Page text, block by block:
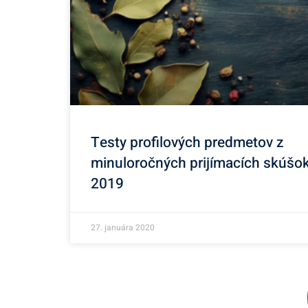
Testy profilových predmetov z
minuloročných prijímacích
2019
27. januára 2020